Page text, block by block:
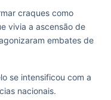
craques como
vivia a ascensão de
embates de
se intensificou com a
nacionais.